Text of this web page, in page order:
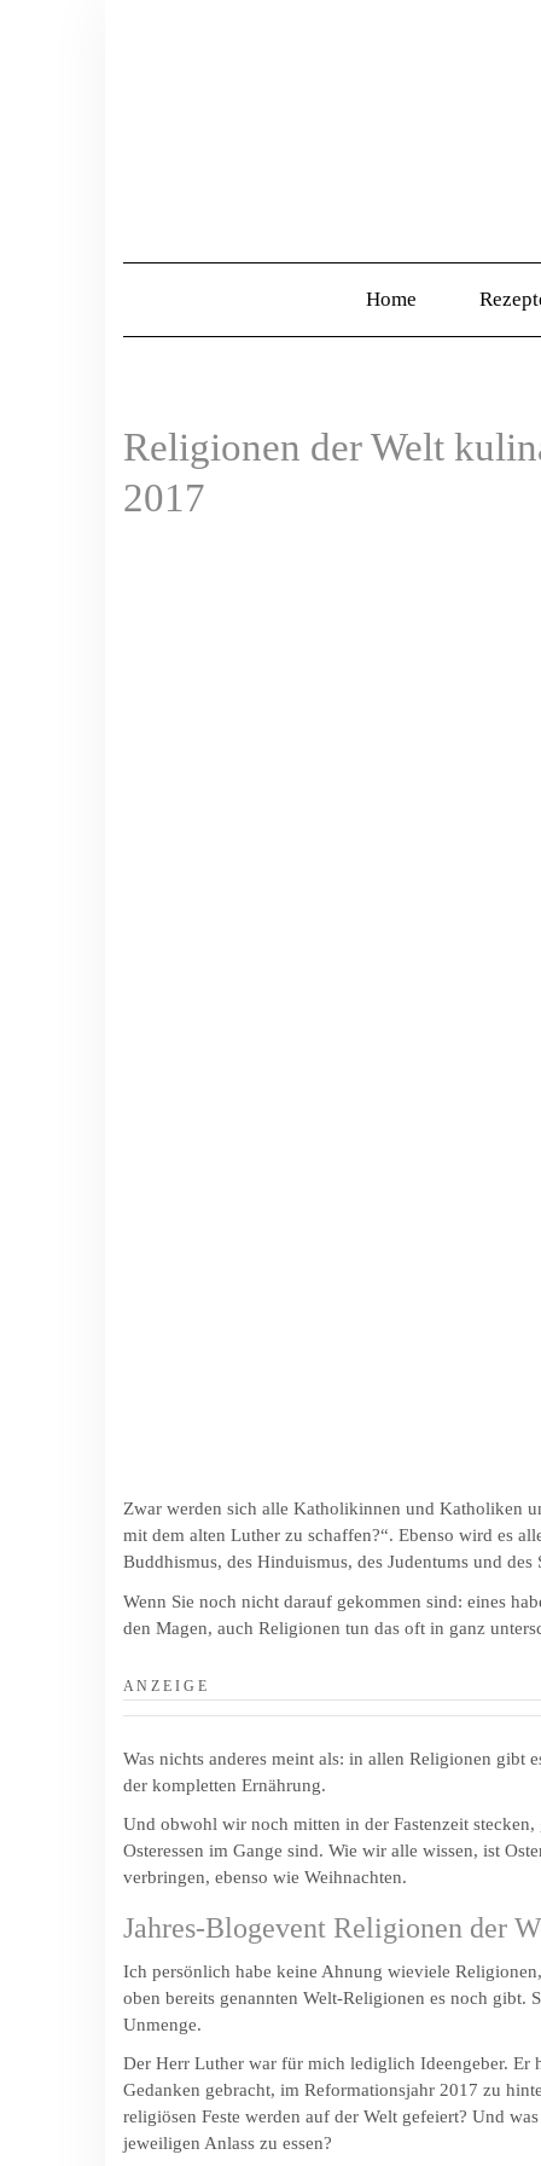
Home
Religionen der Welt
2017
Zwar werden sich alle Katholikinnen und Katholiken
mit dem alten Luther zu schaffen?“. Ebenso wird es
Buddhismus, des Hinduismus, des Judentums und
Wenn Sie noch nicht darauf gekommen sind: eines
den Magen, auch Religionen tun das oft in ganz
A N Z E I G E
Was nichts anderes meint als: in allen Religionen gibt
der kompletten Ernährung.
Und obwohl wir noch mitten in der Fastenzeit
Osteressen im Gange sind. Wie wir alle wissen, ist
verbringen, ebenso wie Weihnachten.
Jahres-Blogevent Religionen der
Ich persönlich habe keine Ahnung wieviele
oben bereits genannten Welt-Religionen es noch gibt.
Unmenge.
Der Herr Luther war für mich lediglich Ideengeber. Er
Gedanken gebracht, im Reformationsjahr 2017 zu
religiösen Feste werden auf der Welt gefeiert? Und
jeweiligen Anlass zu essen?